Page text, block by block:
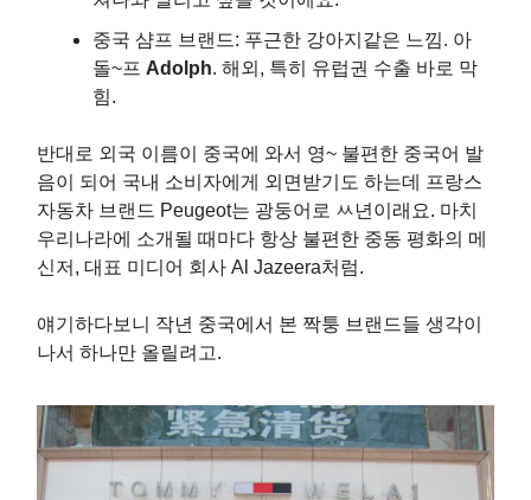
중국 샴프 브랜드: 푸근한 강아지같은 느낌. 아
돌~프 Adolph. 해외, 특히 유럽권 수출 바로 막
힘.
반대로 외국 이름이 중국에 와서 영~ 불편한 중국어 발
음이 되어 국내 소비자에게 외면받기도 하는데 프랑스
자동차 브랜드 Peugeot는 광둥어로 ㅆ년이래요. 마치
우리나라에 소개될 때마다 항상 불편한 중동 평화의 메
신저, 대표 미디어 회사 Al Jazeera처럼.
얘기하다보니 작년 중국에서 본 짝퉁 브랜드들 생각이
나서 하나만 올릴려고.